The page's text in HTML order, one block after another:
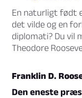
En naturligt født
det vilde og en
diplomati? Du vil
Theodore
Franklin D.
Den eneste